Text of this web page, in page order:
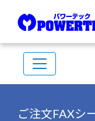
ご注文FAXシ